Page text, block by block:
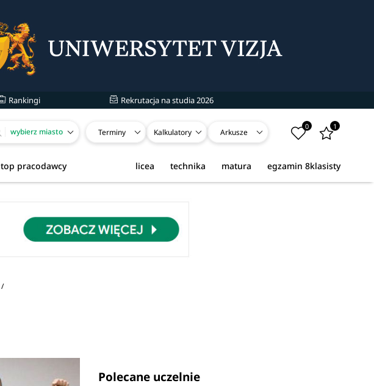
Rankingi Rekrutacja na studia 2026
wybierz miasto Terminy Kalkulatory Arkusze
0 1
top pracodawcy egzamin 8klasisty
matura
technika
licea
Polecane uczelnie